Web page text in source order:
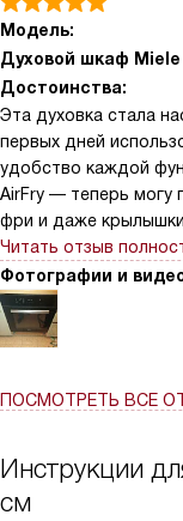
ценно, когда нужно
гостей. Также
температуры: больше
— всё под
прост в
действительно
блюдо — и духовка
Модель:
Духовой шкаф Miele
Достоинства:
Эта духовка стала
первых дней
удобство каждой
AirFry — теперь могу
фри и даже
получаются сочными
радует и функция
распределяет тепло
даже при готовке
курицы и овощей)
задать пошаговое
режимы и
за пару минут она
экономит время и
Читать отзыв
Фотографии и
ПОСМОТРЕТЬ ВСЕ
Инструкции
см